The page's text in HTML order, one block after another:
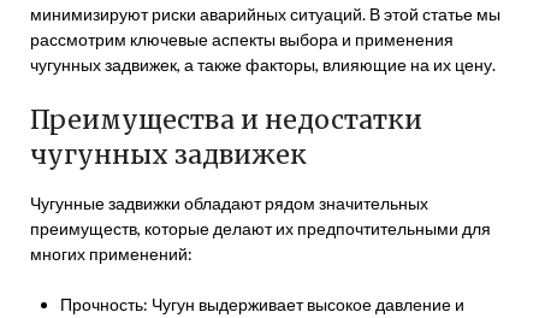
минимизируют риски аварийных ситуаций. В этой статье мы
рассмотрим ключевые аспекты выбора и применения
чугунных задвижек, а также факторы, влияющие на их цену.
Преимущества и недостатки
чугунных задвижек
Чугунные задвижки обладают рядом значительных
преимуществ, которые делают их предпочтительными для
многих применений:
Прочность: Чугун выдерживает высокое давление и